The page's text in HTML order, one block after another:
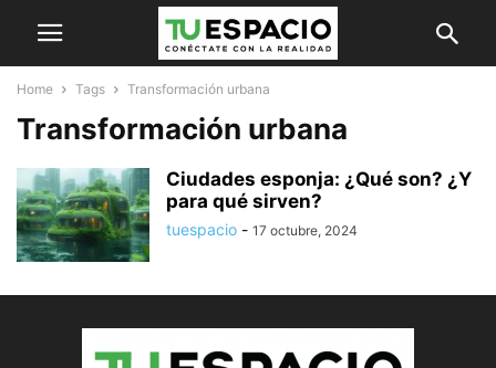
Home Tags Transformación urbana
Transformación urbana
Ciudades esponja: ¿Qué son? ¿Y
para qué sirven?
tuespacio - 17 octubre, 2024